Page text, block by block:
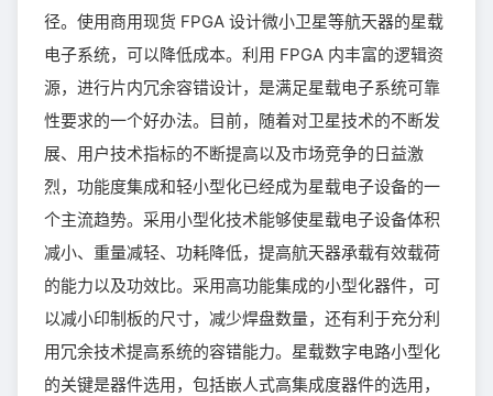
径。使用商用现货 FPGA 设计微小卫星等航天器的星载
电子系统，可以降低成本。利用 FPGA 内丰富的逻辑资
源，进行片内冗余容错设计，是满足星载电子系统可靠
性要求的一个好办法。目前，随着对卫星技术的不断发
展、用户技术指标的不断提高以及市场竞争的日益激
烈，功能度集成和轻小型化已经成为星载电子设备的一
个主流趋势。采用小型化技术能够使星载电子设备体积
减小、重量减轻、功耗降低，提高航天器承载有效载荷
的能力以及功效比。采用高功能集成的小型化器件，可
以减小印制板的尺寸，减少焊盘数量，还有利于充分利
用冗余技术提高系统的容错能力。星载数字电路小型化
的关键是器件选用，包括嵌人式高集成度器件的选用，